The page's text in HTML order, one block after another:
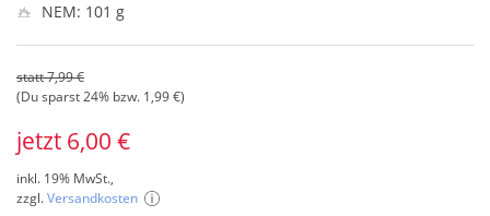
NEM: 101 g
statt 7,99 €
(Du sparst 24% bzw. 1,99 €)
jetzt 6,00 €
inkl. 19% MwSt.,
zzgl.Versandkosten